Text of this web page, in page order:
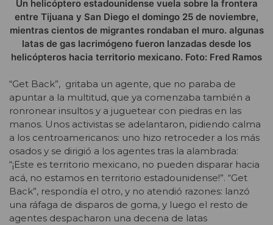
Un helicóptero estadounidense vuela sobre la frontera
entre Tijuana y San Diego el domingo 25 de noviembre,
mientras cientos de migrantes rondaban el muro. algunas
latas de gas lacrimógeno fueron lanzadas desde los
helicópteros hacia territorio mexicano. Foto: Fred Ramos
“Get Back”, gritaba un agente, que no paraba de
apuntar a la multitud, que ya comenzaba también a
ronronear insultos y a juguetear con piedras en las
manos. Unos activistas se adelantaron, pidiendo calma
a los centroamericanos: uno hizo retroceder a los más
osados y se dirigió a los agentes tras la alambrada:
“¡Este es territorio mexicano, no pueden disparar hacia
acá, no estamos en territorio estadounidense!”. “Get
Back”, respondía el otro, y no atendió razones: lanzó
una ráfaga de disparos de goma, y luego el resto de
agentes despacharon una decena de latas